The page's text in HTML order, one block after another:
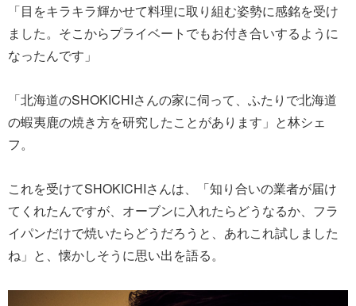
「目をキラキラ輝かせて料理に取り組む姿勢に感銘を受け
ました。そこからプライベートでもお付き合いするように
なったんです」
「北海道のSHOKICHIさんの家に伺って、ふたりで北海道
の蝦夷鹿の焼き方を研究したことがあります」と林シェ
フ。
これを受けてSHOKICHIさんは、「知り合いの業者が届け
てくれたんですが、オーブンに入れたらどうなるか、フラ
イパンだけで焼いたらどうだろうと、あれこれ試しました
ね」と、懐かしそうに思い出を語る。